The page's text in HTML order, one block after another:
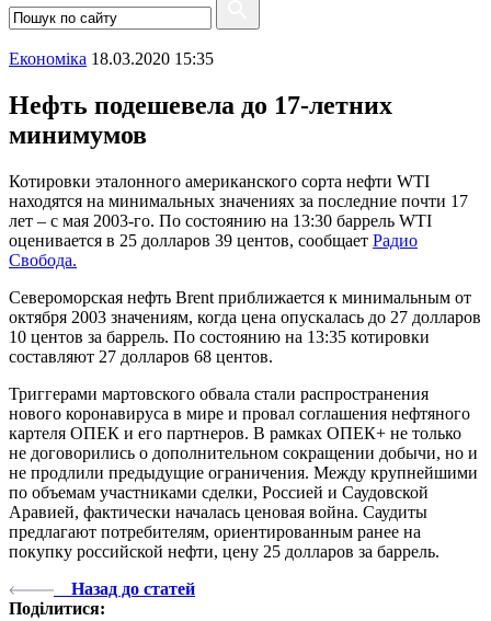
Економіка 18.03.2020 15:35
Нефть подешевела до 17-летних
минимумов
Котировки эталонного американского сорта нефти WTI
находятся на минимальных значениях за последние почти 17
лет – с мая 2003-го. По состоянию на 13:30 баррель WTI
оценивается в 25 долларов 39 центов, сообщает Радио
Свобода.
Североморская нефть Brent приближается к минимальным от
октября 2003 значениям, когда цена опускалась до 27 долларов
10 центов за баррель. По состоянию на 13:35 котировки
составляют 27 долларов 68 центов.
Триггерами мартовского обвала стали распространения
нового коронавируса в мире и провал соглашения нефтяного
картеля ОПЕК и его партнеров. В рамках ОПЕК+ не только
не договорились о дополнительном сокращении добычи, но и
не продлили предыдущие ограничения. Между крупнейшими
по объемам участниками сделки, Россией и Саудовской
Аравией, фактически началась ценовая война. Саудиты
предлагают потребителям, ориентированным ранее на
покупку российской нефти, цену 25 долларов за баррель.
Назад до статей
Поділитися: